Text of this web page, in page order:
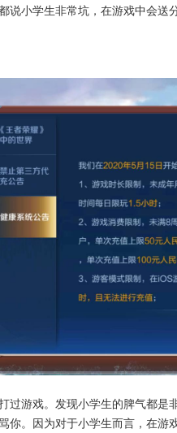
说小学生非常坑，在游戏中会
过游戏。发现小学生的脾气都
你。因为对于小学生而言，在